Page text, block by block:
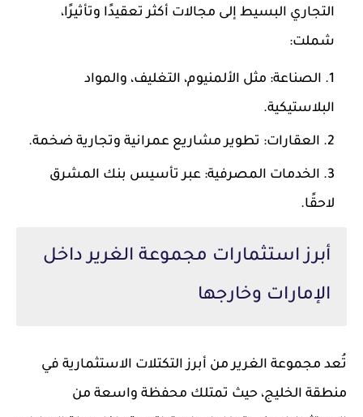
التجاري البسيط إلى مجالات أكثر تعقيدًا وتأثيرًا،
شملت:
الصناعة: مثل الألمنيوم، التغليف، والمواد
البلاستيكية.
العقارات: تطوير مشاريع عمرانية وتجارية ضخمة.
الخدمات المصرفية: عبر تأسيس بنك المشرق
لاحقًا.
أبرز استثمارات مجموعة الغرير داخل
الإمارات وخارجها
تُعد مجموعة الغرير من أبرز التكتلات الاستثمارية في
منطقة الخليج، حيث تمتلك محفظة واسعة من